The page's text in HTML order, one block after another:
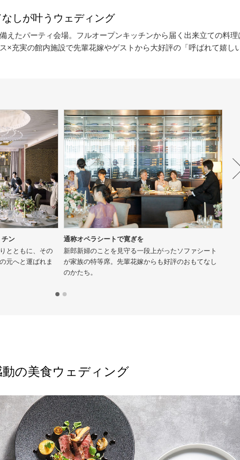
しが叶うウェディング
えたパーティ会場。フルオープンキッチンから届く出来立ての料理
×充実の館内施設で先輩花嫁やゲストから大好評の「呼ばれて嬉しい
チン
とともに、その
元へと運ばれま
通称オペラシートで寛ぎを
新郎新婦のことを見守る一段上がったソファシート
が家族の特等席。先輩花嫁からも好評のおもてなし
のかたち。
の美食ウェディング